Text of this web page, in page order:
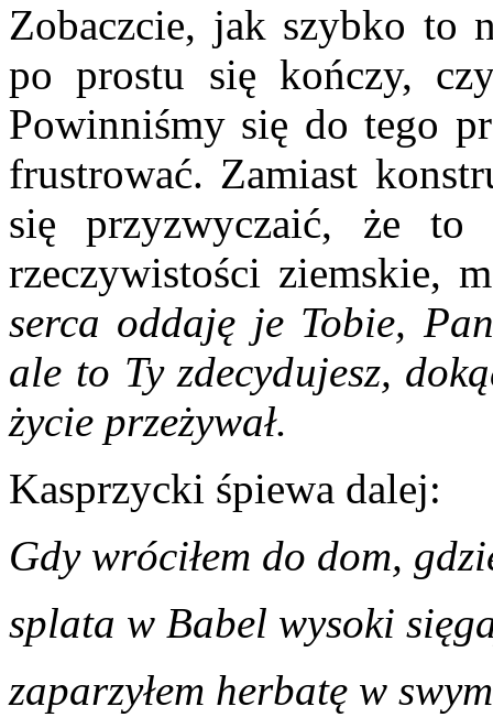
Zobaczcie, jak szybko to
po prostu się kończy,
Powinniśmy się do tego
frustrować. Zamiast
się przyzwyczaić, że to
rzeczywistości ziemskie,
serca oddaję je Tobie,
ale to Ty zdecydujesz,
życie przeżywał.
Kasprzycki śpiewa dalej:
Gdy wróciłem do dom,
splata w Babel wysoki
zaparzyłem herbatę w